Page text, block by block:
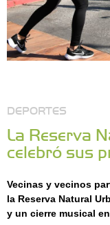
DEPORTES
La Reserva
celebró sus
Vecinas y vecinos
la Reserva Natural
y un cierre musical